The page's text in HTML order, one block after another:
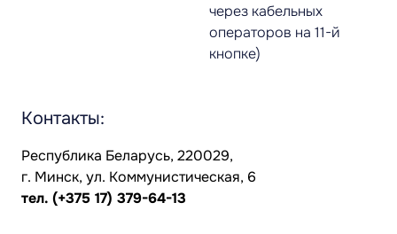
через кабельных
операторов на 11-й
кнопке)
Контакты:
Республика Беларусь, 220029,
г. Минск, ул. Коммунистическая, 6
тел. (+375 17) 379-64-13